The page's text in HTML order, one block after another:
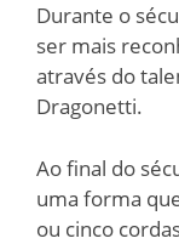
Durante o
ser mais
através do
Dragonetti.
Ao final do
uma forma
ou cinco